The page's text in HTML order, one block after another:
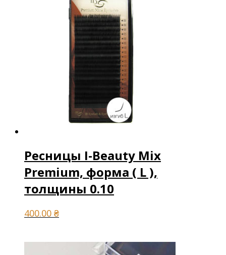
Ресницы I-Beauty Mix
Premium, форма ( L ),
толщины 0.10
400.00 ₴